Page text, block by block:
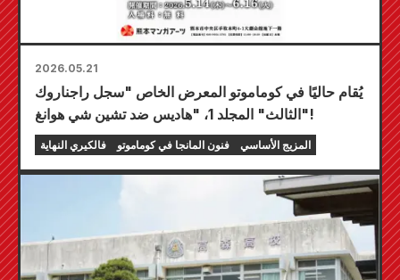
2026.05.21
يُقام حاليًا في كوماموتو المعرض الخاص "سجل راجناروك
الثالث" المجلد 1، "هاديس ضد تشين شي هوانغ"!
فالكيري النهاية فنون المانجا في كوماموتو المزيج الأساسي